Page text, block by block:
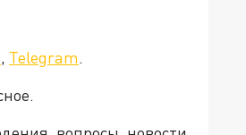
, Telegram.